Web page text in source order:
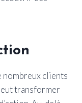
nombreux clients
transformer